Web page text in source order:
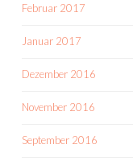
Februar 2017
Januar 2017
Dezember 2016
November 2016
September 2016